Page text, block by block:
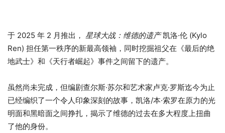
于 2025 年 2 月推出， 星球大战：维德的遗产凯洛·伦 (Kylo
Ren) 担任第一秩序的新最高领袖，同时挖掘祖父在《最后的绝
地武士》和《天行者崛起》事件之间留下的遗产。
虽然尚未完成，但编剧查尔斯·苏尔和艺术家卢克·罗斯迄今为止
已经编织了一个令人印象深刻的故事，凯洛/本·索罗在原力的光
明面和黑暗面之间挣扎，揭示了维德的过去在多大程度上扭曲
了他的身份。